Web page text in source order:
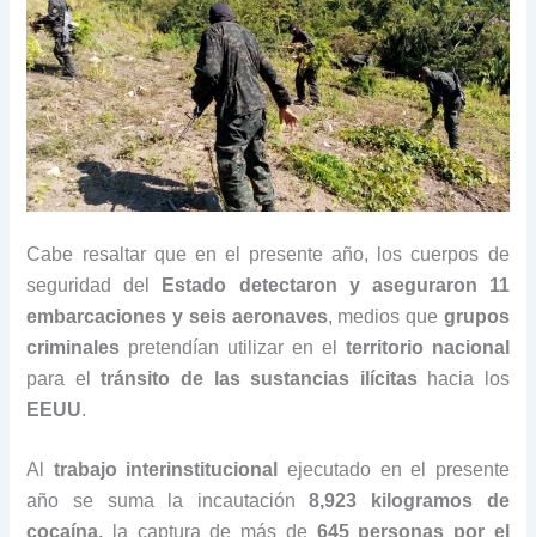
Cabe resaltar que en el presente año, los cuerpos de
seguridad del
Estado
detectaron y aseguraron 11
embarcaciones y seis aeronaves, medios que grupos
criminales pretendían utilizar en el territorio nacional
para eltránsito de las sustancias ilícitashacia los
EEUU.
Al trabajo interinstitucional
ejecutado en el presente
año se suma la incautación8,923 kilogramos de
cocaína, la captura de más de 645 personas por el